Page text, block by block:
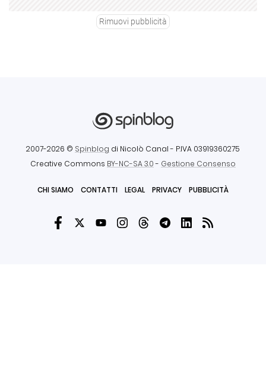
Rimuovi pubblicità
2007-2026 © Spinblog di Nicolò Canal - P.IVA 03919360275
Creative Commons BY-NC-SA 3.0- Gestione Consenso
CHI SIAMO CONTATTI LEGAL PRIVACY PUBBLICITÀ